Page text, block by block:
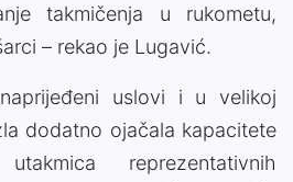
takmičenja u rukometu,
– rekao je Lugavić.
uslovi i u velikoj
dodatno ojačala kapacitete
reprezentativnih